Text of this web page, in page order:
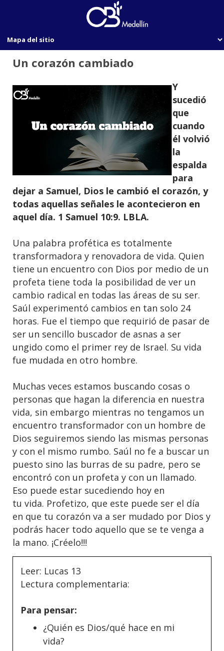
Un corazón cambiado
Y
sucedió
que
cuando
él volvió
la
espalda
para
dejar a Samuel, Dios le cambió el corazón, y
todas aquellas señales le acontecieron en
aquel día. 1 Samuel 10:9. LBLA.
Una palabra profética es totalmente
transformadora y renovadora de vida. Quien
tiene un encuentro con Dios por medio de un
profeta tiene toda la posibilidad de ver un
cambio radical en todas las áreas de su ser.
Saúl experimentó cambios en tan solo 24
horas. Fue el tiempo que requirió de pasar de
ser un sencillo buscador de asnas a ser
ungido como el primer rey de Israel. Su vida
fue mudada en otro hombre.
Muchas veces estamos buscando cosas o
personas que hagan la diferencia en nuestra
vida, sin embargo mientras no tengamos un
encuentro transformador con un hombre de
Dios seguiremos siendo las mismas personas
y con el mismo rumbo. Saúl no fe a buscar un
puesto sino las burras de su padre, pero se
encontró con un profeta y con un llamado.
Eso puede estar sucediendo hoy en
tu vida. Profetizo, que este puede ser el día
en que tu corazón va a ser mudado por Dios y
podrás hacer todo aquello que se te venga a
la mano. ¡Créelo!!!
Leer: Lucas 13
Lectura complementaria:
Para pensar:
¿Quién es Dios/qué hace en mi
vida?